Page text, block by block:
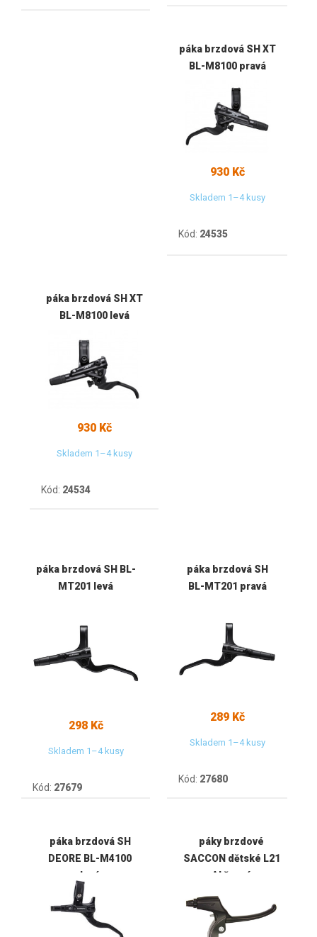
páka brzdová SH XT
BL-M8100 pravá
930 Kč
Skladem 1–4 kusy
Kód: 24535
páka brzdová SH XT
BL-M8100 levá
930 Kč
Skladem 1–4 kusy
Kód: 24534
páka brzdová SH BL-
MT201 levá
298 Kč
Skladem 1–4 kusy
Kód: 27679
páka brzdová SH
BL-MT201 pravá
289 Kč
Skladem 1–4 kusy
Kód: 27680
páka brzdová SH
DEORE BL-M4100
levá
páky brzdové
SACCON dětské L21
Al černé